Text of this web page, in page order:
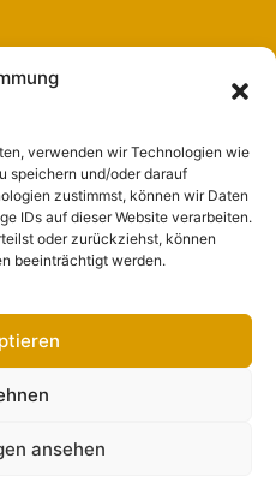
verwenden wir Technologien wie
speichern und/oder darauf
zustimmst, können wir Daten
IDs auf dieser Website verarbeiten.
oder zurückziehst, können
beeinträchtigt werden.
ansehen